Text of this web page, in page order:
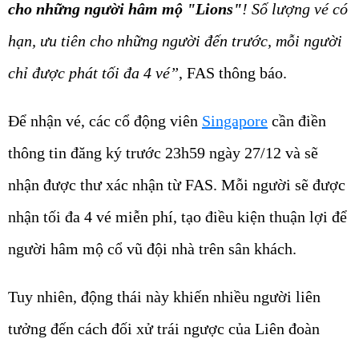
cho những người hâm mộ "Lions"! Số lượng vé có
hạn, ưu tiên cho những người đến trước, mỗi người
chỉ được phát tối đa 4 vé”, FAS thông báo.
Để nhận vé, các cổ động viên Singapore cần điền
thông tin đăng ký trước 23h59 ngày 27/12 và sẽ
nhận được thư xác nhận từ FAS. Mỗi người sẽ được
nhận tối đa 4 vé miễn phí, tạo điều kiện thuận lợi để
người hâm mộ cổ vũ đội nhà trên sân khách.
Tuy nhiên, động thái này khiến nhiều người liên
tưởng đến cách đối xử trái ngược của Liên đoàn